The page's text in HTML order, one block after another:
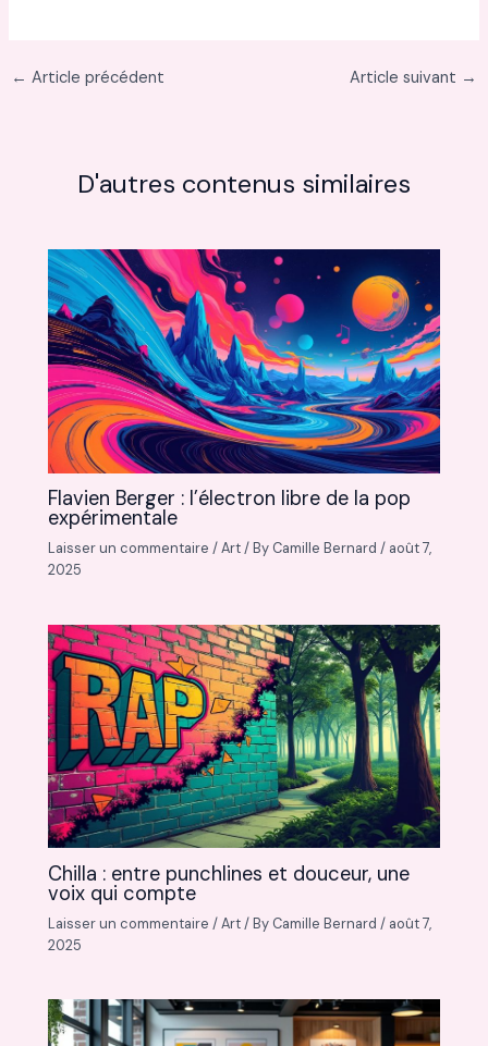
← Article précédent Article suivant →
D'autres contenus similaires
Flavien Berger : l’électron libre de la pop
expérimentale
Laisser un commentaire /Art/ By Camille Bernard/ août 7,
2025
Chilla : entre punchlines et douceur, une
voix qui compte
Laisser un commentaire /Art/ By Camille Bernard/ août 7,
2025